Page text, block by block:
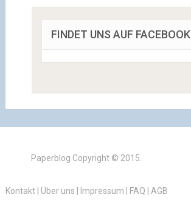
FINDET UNS AUF FACEBOOK
Paperblog Copyright © 2015.
Kontakt| Über uns Impressum FAQ AGB